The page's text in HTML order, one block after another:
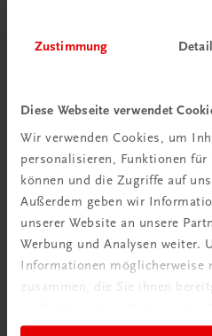
Zustimmung
Diese Webseite verwendet
Wir verwenden Cookies, um
personalisieren, Funktionen
können und die Zugriffe auf
Außerdem geben wir
unserer Website an unsere
Werbung und Analysen weiter.
Informationen möglicherweise
zusammen, die Sie ihnen
Schon entdeckt?
Ratgeber
Mehr dazu